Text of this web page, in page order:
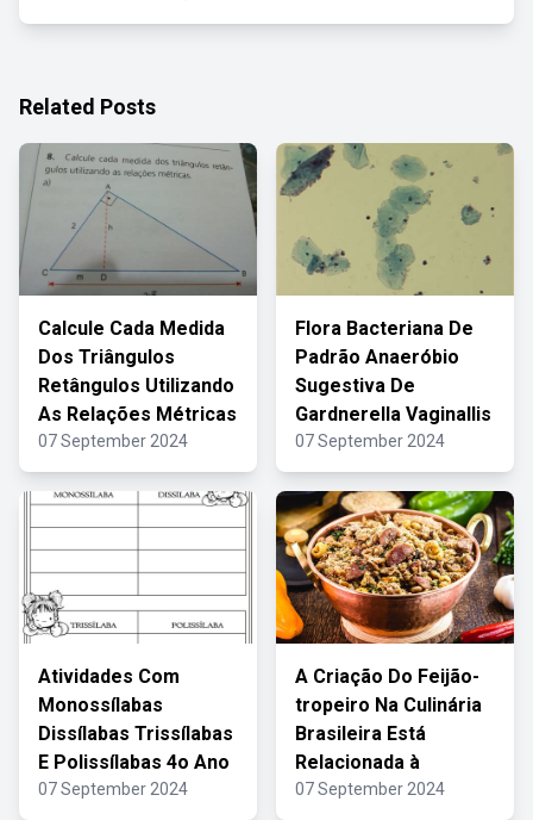
Related Posts
Calcule Cada Medida
Dos Triângulos
Retângulos Utilizando
As Relações Métricas
07 September 2024
Flora Bacteriana De
Padrão Anaeróbio
Sugestiva De
Gardnerella Vaginallis
07 September 2024
Atividades Com
Monossílabas
Dissílabas Trissílabas
E Polissílabas 4o Ano
07 September 2024
A Criação Do Feijão-
tropeiro Na Culinária
Brasileira Está
Relacionada à
07 September 2024